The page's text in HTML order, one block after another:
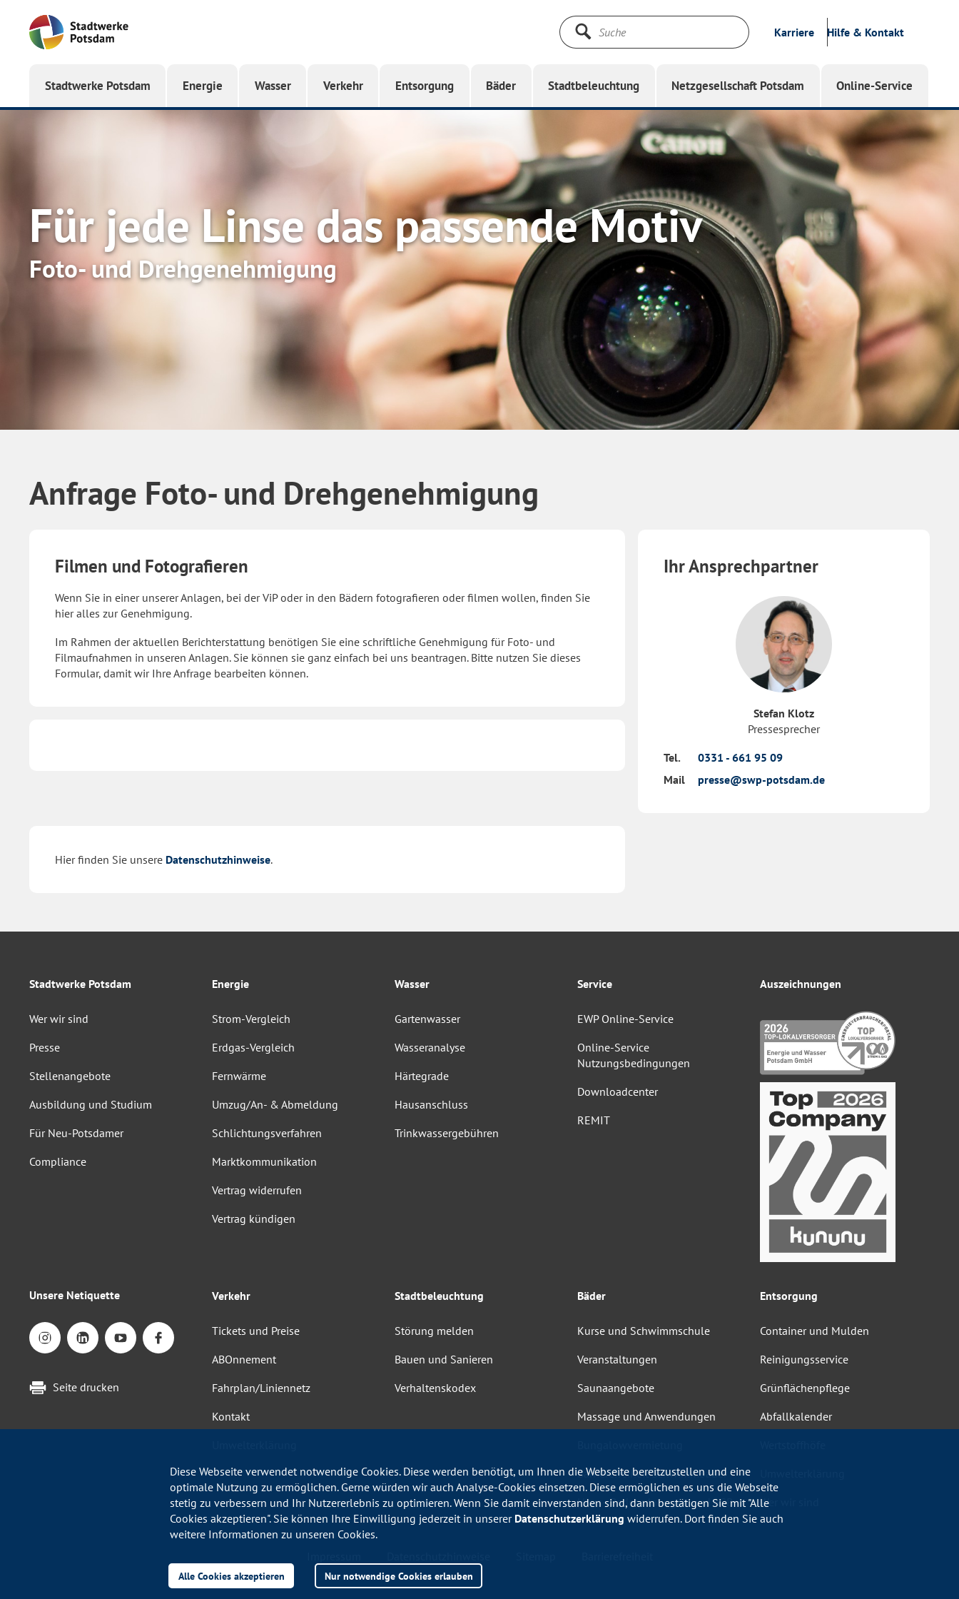
Startseite
Suche
Karriere Hilfe & Kontakt
Stadtwerke Potsdam Energie Wasser Verkehr Entsorgung Bäder Stadtbeleuchtung Netzgesellschaft Potsdam Online-Service
Für jede Linse das passende Motiv
Foto- und Drehgenehmigung
Anfrage Foto- und Drehgenehmigung
Filmen und Fotografieren
Wenn Sie in einer unserer Anlagen, bei der ViP oder in den Bädern fotografieren oder filmen wollen, finden Sie
hier alles zur Genehmigung.
Im Rahmen der aktuellen Berichterstattung benötigen Sie eine schriftliche Genehmigung für Foto- und
Filmaufnahmen in unseren Anlagen. Sie können sie ganz einfach bei uns beantragen. Bitte nutzen Sie dieses
Formular, damit wir Ihre Anfrage bearbeiten können.
Ihr Ansprechpartner
Stefan Klotz
Pressesprecher
Tel.
0331 - 661 95 09
Mail
presse@swp-potsdam.de
Hier finden Sie unsere Datenschutzhinweise.
Stadtwerke Potsdam
Wer wir sind
Presse
Stellenangebote
Ausbildung und Studium
Für Neu-Potsdamer
Compliance
Energie
Strom-Vergleich
Erdgas-Vergleich
Fernwärme
Umzug/An- & Abmeldung
Schlichtungsverfahren
Marktkommunikation
Vertrag widerrufen
Vertrag kündigen
Wasser
Gartenwasser
Wasseranalyse
Härtegrade
Hausanschluss
Trinkwassergebühren
Verkehr
Tickets und Preise
ABOnnement
Fahrplan/Liniennetz
Kontakt
Bäder
Kurse und Schwimmschule
Veranstaltungen
Saunaangebote
Massage und Anwendungen
Barrierefreiheit Schwimmbäder
Haus-, Badeordnungen und AGB
Entsorgung
Container und Mulden
Reinigungsservice
Grünflächenpflege
Abfallkalender
Wer wir sind
Stadtbeleuchtung
Störung melden
Bauen und Sanieren
Verhaltenskodex
Service
EWP Online-Service
Online-Service
Nutzungsbedingungen
Downloadcenter
REMIT
Auszeichnungen
Unsere Netiquette
Seite drucken
Diese Webseite verwendet notwendige Cookies. Diese werden benötigt, um Ihnen die Webseite bereitzustellen und eine
optimale Nutzung zu ermöglichen. Gerne würden wir auch Analyse-Cookies einsetzen. Diese ermöglichen es uns die Webseite
stetig zu verbessern und Ihr Nutzererlebnis zu optimieren. Wenn Sie damit einverstanden sind, dann bestätigen Sie mit "Alle
Cookies akzeptieren". Sie können Ihre Einwilligung jederzeit in unserer Datenschutzerklärung widerrufen. Dort finden Sie auch
weitere Informationen zu unseren Cookies.
Alle Cookies akzeptieren Nur notwendige Cookies erlauben